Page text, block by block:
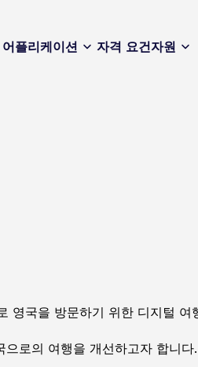
어플리케이션 자격 요건자원
영국을 방문하기 위한 디지털 여
로의 여행을 개선하고자 합니